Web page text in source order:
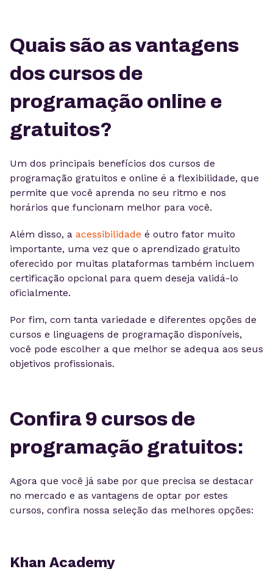
Quais são as vantagens
dos cursos de
programação online e
gratuitos?
Um dos principais benefícios dos cursos de
programação gratuitos e online é a flexibilidade, que
permite que você aprenda no seu ritmo e nos
horários que funcionam melhor para você.
Além disso, a acessibilidade é outro fator muito
importante, uma vez que o aprendizado gratuito
oferecido por muitas plataformas também incluem
certificação opcional para quem deseja validá-lo
oficialmente.
Por fim, com tanta variedade e diferentes opções de
cursos e linguagens de programação disponíveis,
você pode escolher a que melhor se adequa aos seus
objetivos profissionais.
Confira 9 cursos de
programação gratuitos:
Agora que você já sabe por que precisa se destacar
no mercado e as vantagens de optar por estes
cursos, confira nossa seleção das melhores opções:
Khan Academy